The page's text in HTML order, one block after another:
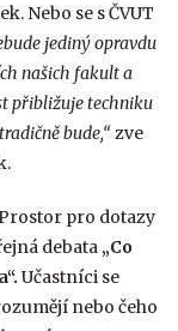
Nebo se s ČVUT
jediný opravdu
našich fakult a
přibližuje techniku
bude,“zve
pro dotazy
debata „Co
Učastníci se
nebo čeho